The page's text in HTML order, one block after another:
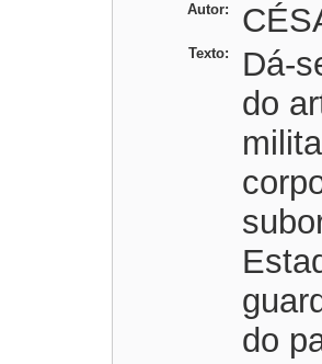
Autor:
Texto:
Dá-
do
do